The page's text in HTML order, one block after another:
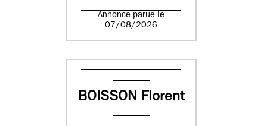
Annonce parue le
07/08/2026
BOISSON Florent